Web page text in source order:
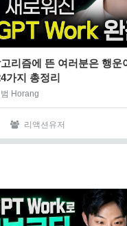
리즘에 뜬 여러분은 행운
가지 총정리
Horang
리액션유저